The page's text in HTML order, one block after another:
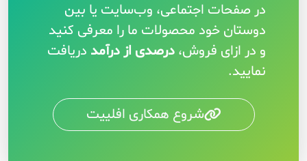
در صفحات اجتماعی، وب‌سایت یا بین
دوستان خود محصولات ما را معرفی کنید
و در ازای فروش، درصدی از درآمد دریافت
نمایید.
شروع همکاری افلییت